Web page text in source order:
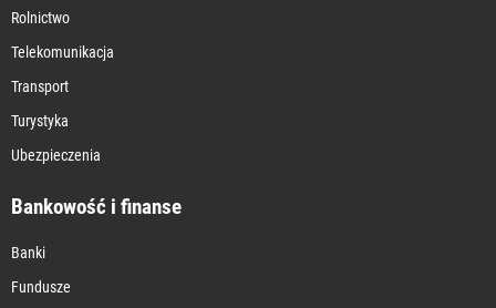
Rolnictwo
Telekomunikacja
Transport
Turystyka
Ubezpieczenia
Bankowość i finanse
Banki
Fundusze